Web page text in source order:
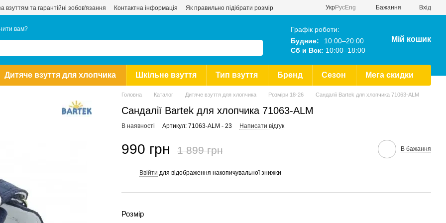
взуттям та гарантійні зобов'язання Контактна інформація
Як правильно підібрати розмір
УкрРусEng Бажання Вхід
вам?
Графік роботи:
Будние:
10:00–20:00
Сб и Вск: 10:00–18:00
Мій кошик
Дитяче взуття для хлопчика Шкільне взуття Тип взуття Бренд Сезон Мега скидки
Головна Каталог Дитяче взуття для хлопчика Розміри 18-26 Сандалії Bartek для хлопчика 71063-ALM
Сандалії Bartek для хлопчика 71063-ALM
В наявності Артикул: 71063-ALM - 23 Написати відгук
990 грн 1 899 грн В бажання
Ввійти для відображення накопичувальної знижки
Розмір